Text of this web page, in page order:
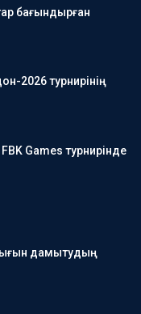
бағындырған
2026 турнирінің
Games турнирінде
дамытудың